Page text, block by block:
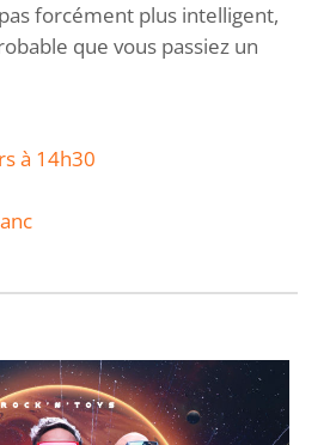
forcément plus intelligent,
que vous passiez un
à 14h30